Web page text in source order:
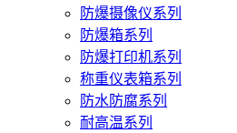
防爆摄像仪系列
防爆箱系列
防爆打印机系列
称重仪表箱系列
防水防腐系列
耐高温系列